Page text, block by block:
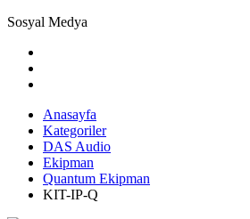
Sosyal Medya
Anasayfa
Kategoriler
DAS Audio
Ekipman
Quantum Ekipman
KIT-IP-Q